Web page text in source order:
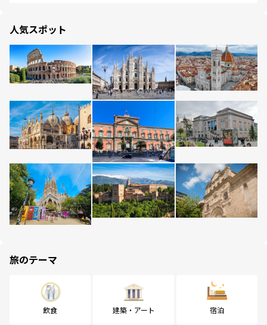
人気スポット
旅のテーマ
飲食 建築・アート 宿泊